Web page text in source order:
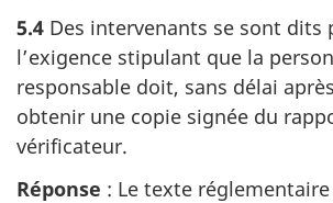
5.4 Des intervenants se sont dits
l’exigence stipulant que la
responsable doit, sans délai
obtenir une copie signée du
vérificateur.
Réponse : Le texte